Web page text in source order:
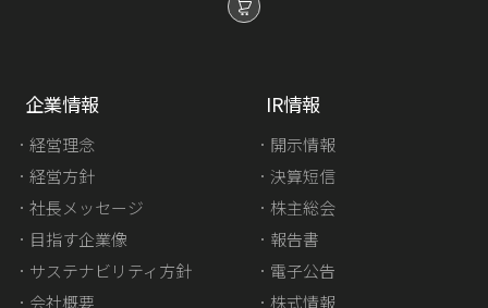
企業情報
経営理念
経営方針
社長メッセージ
目指す企業像
サステナビリティ方針
会社概要
IR情報
開示情報
決算短信
株主総会
報告書
電子公告
株式情報